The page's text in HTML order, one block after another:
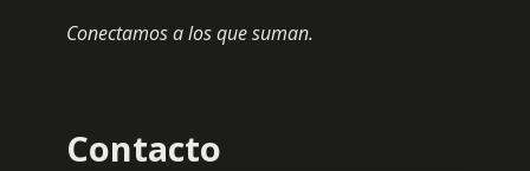
Conectamos a los que suman.
Contacto